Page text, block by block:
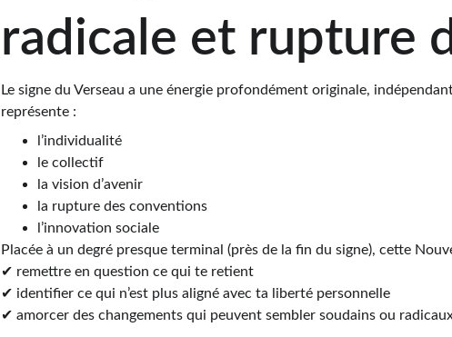
radicale et rupture
Le signe du Verseau a une énergie profondément originale,
représente :
l’individualité
le collectif
la vision d’avenir
la rupture des conventions
l’innovation sociale
Placée à un degré presque terminal (près de la fin du signe), cette
✔ remettre en question ce qui te retient
✔ identifier ce qui n’est plus aligné avec ta liberté personnelle
✔ amorcer des changements qui peuvent sembler soudains ou